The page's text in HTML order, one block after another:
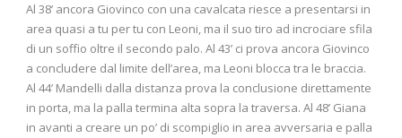
Al 38’ ancora Giovinco con una cavalcata riesce a presentarsi in
area quasi a tu per tu con Leoni, ma il suo tiro ad incrociare sfila
di un soffio oltre il secondo palo. Al 43’ ci prova ancora Giovinco
a concludere dal limite dell’area, ma Leoni blocca tra le braccia.
Al 44’ Mandelli dalla distanza prova la conclusione direttamente
in porta, ma la palla termina alta sopra la traversa. Al 48’ Giana
in avanti a creare un po’ di scompiglio in area avversaria e palla